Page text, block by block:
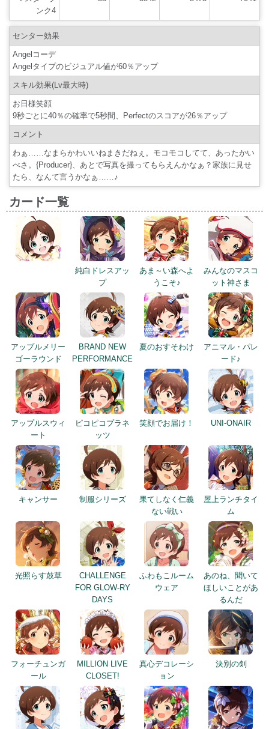
ンク4
センター効果
Angelコーデ
Angelタイプのビジュアル値が60％アップ
スキル効果(Lv最大時)
お日様笑顔
9秒ごとに40％の確率で5秒間、Perfectのスコアが26％アップ
コメント
わぁ……なまらかわいいねまきだねぇ。モコモコしてて、あったかい
べさ。{Producer}、あとで写真を撮ってもらえんかなぁ？家族に見せ
たら、なんて言うかなぁ……♪
カード一覧
純白ドレスアッ
プ
あま～い森へよ
うこそ♪
みんなのマスコ
ット神さま
アップルメリー
ゴーラウンド
BRAND NEW
PERFORMANCE
夏のおすそわけ
アニマル・パレ
ード♪
アップルスウィ
ート
ピコピコプラネ
ッツ
笑顔でお届け！ UNI-ONAIR
キャンサー 制服シリーズ
果てしなく仁義
ない戦い
屋上ランチタイ
ム
光照らす鼓草
CHALLENGE
FOR GLOW-RY
DAYS
ふわもこルーム
ウェア
あのね、聞いて
ほしいことがあ
るんだ
フォーチュンガ
ール
MILLION LIVE
CLOSET!
真心デコレーシ
ョン
決別の剣